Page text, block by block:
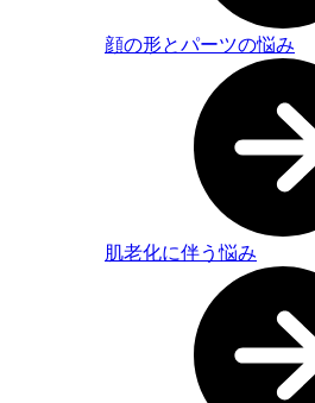
顔の形とパーツの悩み
肌老化に伴う悩み